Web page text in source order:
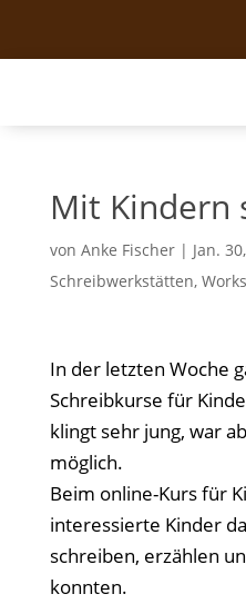
Mit Kindern
von Anke Fischer| Jan.
Schreibwerkstätten,
In der letzten Woche
Schreibkurse für
klingt sehr jung, war
möglich.
Beim online-Kurs für
interessierte Kinder
schreiben, erzählen
konnten.